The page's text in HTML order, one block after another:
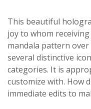
This beautiful
joy to whom
mandala pattern
several distinctive
categories. It is
customize with. How
immediate edits to